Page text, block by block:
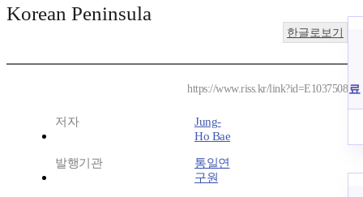
Korean Peninsula
한글로보기
https://www.riss.kr/link?id=E1037508
저자
Jung-
Ho Bae
발행기관
통일연
구원
료